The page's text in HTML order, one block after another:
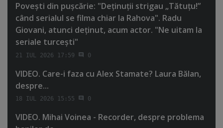
Poveşti din puşcărie: "Deţinuţii strigau „Tătuţu!”
când serialul se filma chiar la Rahova". Radu
Giovani, atunci deţinut, acum actor. "Ne uitam la
seriale turceşti"
21 IUL 2026 17:59 0
VIDEO. Care-i faza cu Alex Stamate? Laura Bălan,
despre...
18 IUL 2026 15:55 0
VIDEO. Mihai Voinea - Recorder, despre problema